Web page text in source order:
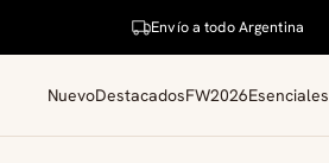
Envío a todo Argentina
NuevoDestacadosFW2026Esenciales